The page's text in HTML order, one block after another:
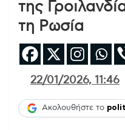
της
τη Ρωσία
22/01/2026, 11:46
Ακολουθήστε το